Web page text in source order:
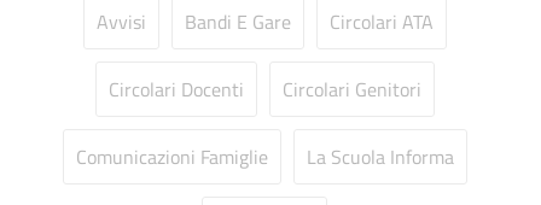
Incarichi conferiti e autorizzati ai dipendenti
Avvisi Bandi E Gare Circolari ATA
Circolari Docenti Circolari Genitori
Comunicazioni Famiglie La Scuola Informa